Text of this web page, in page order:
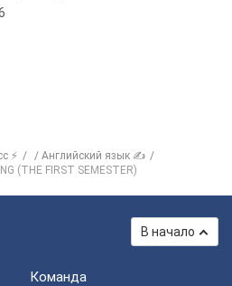
⚡
Английский язык ✍
(THE FIRST SEMESTER)
В начало
Команда